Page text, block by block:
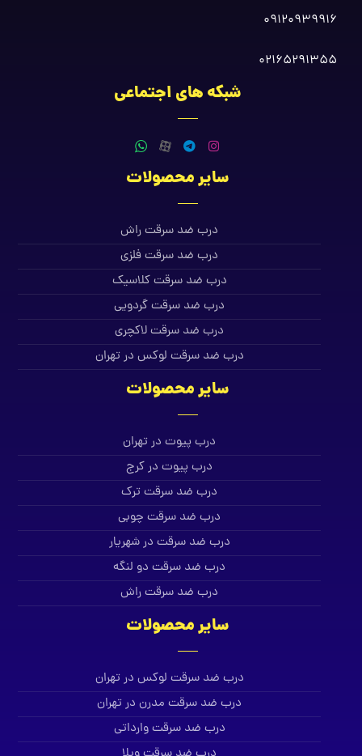
09120939916
02165291355
شبکه های اجتماعی
سایر محصولات
درب ضد سرقت راش
درب ضد سرقت فلزی
درب ضد سرقت کلاسیک
درب ضد سرقت گردویی
درب ضد سرقت لاکچری
درب ضد سرقت لوکس در تهران
سایر محصولات
درب پیوت در تهران
درب پیوت در کرج
درب ضد سرقت ترک
درب ضد سرقت چوبی
درب ضد سرقت در شهریار
درب ضد سرقت دو لنگه
درب ضد سرقت راش
سایر محصولات
درب ضد سرقت لوکس در تهران
درب ضد سرقت مدرن در تهران
درب ضد سرقت وارداتی